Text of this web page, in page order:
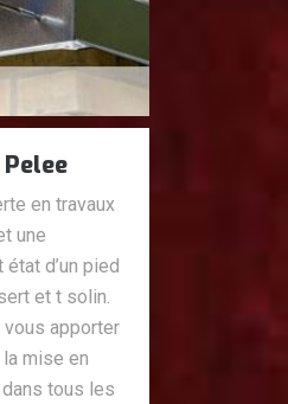
en travaux
une
d’un pied
et t solin.
apporter
mise en
tous les